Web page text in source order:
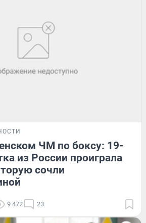
ЧМ по боксу: 19-
из России проиграла
сочли
9 472 23